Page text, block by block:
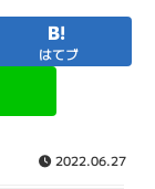
はてブ
2022.06.27